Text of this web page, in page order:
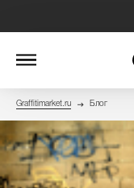
Graffitimarket.ru Блог